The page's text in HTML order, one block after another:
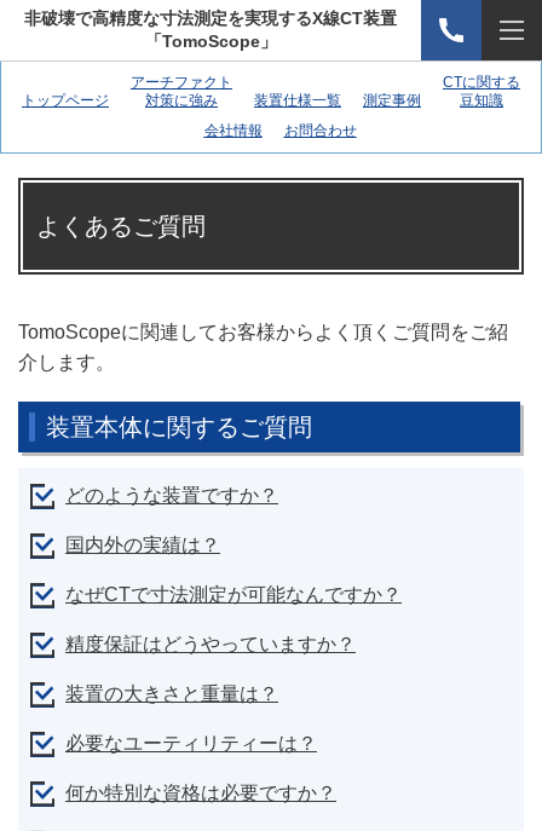
非破壊で高精度な寸法測定を実現するX線CT装置
「TomoScope」
トップページ
アーチファクト
対策に強み
装置仕様一覧 測定事例
CTに関する
豆知識
会社情報
お問合わせ
よくあるご質問
TomoScopeに関連してお客様からよく頂くご質問をご紹
介します。
装置本体に関するご質問
どのような装置ですか？
国内外の実績は？
なぜCTで寸法測定が可能なんですか？
精度保証はどうやっていますか？
装置の大きさと重量は？
必要なユーティリティーは？
何か特別な資格は必要ですか？